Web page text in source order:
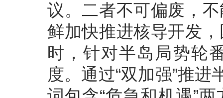
议。二者不可偏废，
鲜加快推进核导开发
时，针对半岛局势轮
度。通过“双加强”推进